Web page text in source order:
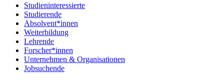
Studieninteressierte
Studierende
Absolvent*innen
Weiterbildung
Lehrende
Forscher*innen
Unternehmen & Organisationen
Jobsuchende